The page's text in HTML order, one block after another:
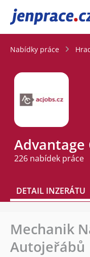
JenPráce.cz
Nabídky práce
Advantage
226 nabídek práce
DETAIL INZERÁTU
Mechanik
Autojeřábů